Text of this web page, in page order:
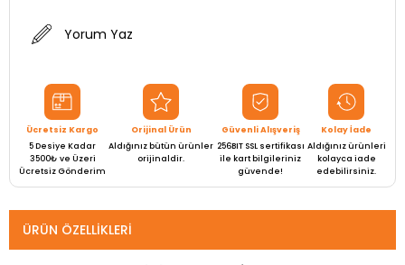
Yorum Yaz
Ücretsiz Kargo
5 Desiye Kadar
3500₺ ve Üzeri
Ücretsiz Gönderim
Orijinal Ürün
Aldığınız bütün ürünler
orijinaldir.
Güvenli Alışveriş
256BIT SSL sertifikası
ile kart bilgileriniz
güvende!
Kolay İade
Aldığınız ürünleri
kolayca iade
edebilirsiniz.
ÜRÜN ÖZELLIKLERI